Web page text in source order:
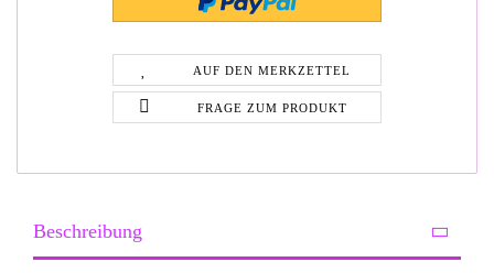
AUF DEN MERKZETTEL
FRAGE ZUM PRODUKT
Beschreibung